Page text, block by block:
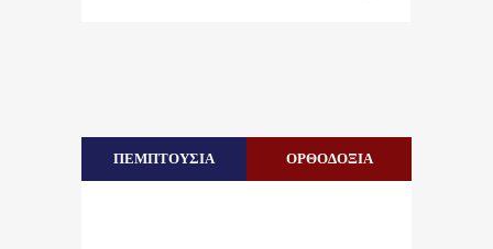
ΠΕΜΠΤΟΥΣΙΑ ΟΡΘΟΔΟΞΙΑ